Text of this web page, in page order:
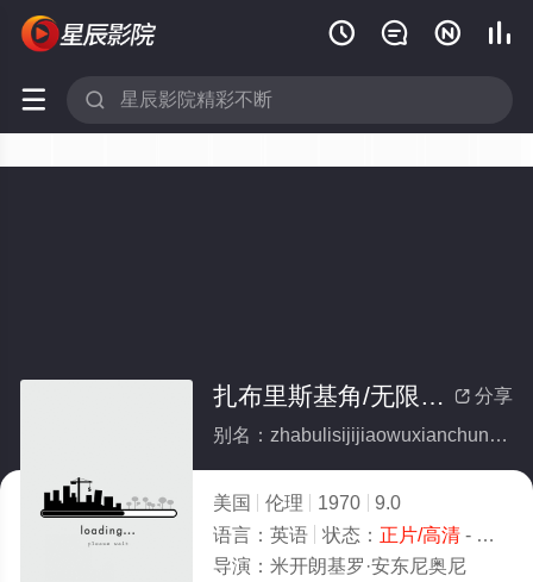
   
 
 分享
扎布里斯基角/无限春光在险峰
别名：zhabulisijijiaowuxianchunguangzaixianfeng
美国 伦理 1970
9.0
语言： 英语 状态： 正片/高清- 免费在线观看
导演： 米开朗基罗·安东尼奥尼